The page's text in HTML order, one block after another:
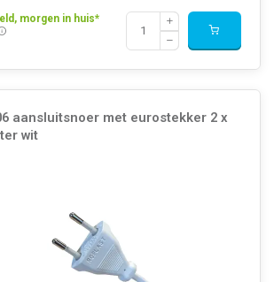
morgen in huis*
aansluitsnoer met eurostekker 2 x
wit